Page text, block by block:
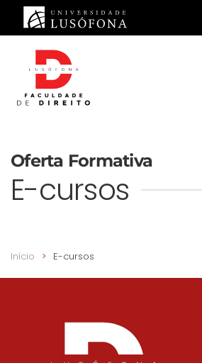
Saltar para o conteúdo principal
Oferta Formativa
E-cursos
Início E-cursos